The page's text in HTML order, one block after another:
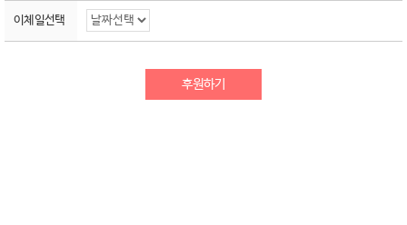
이체일선택